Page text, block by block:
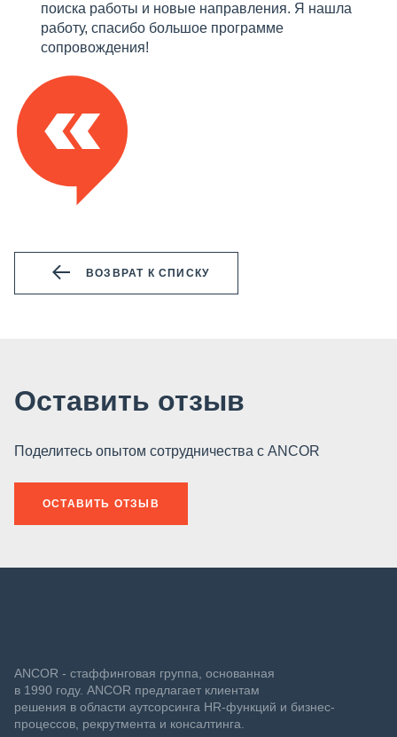
поиска работы и новые направления. Я нашла
работу, спасибо большое программе
сопровождения!
ВОЗВРАТ К СПИСКУ
Оставить отзыв
Поделитесь опытом сотрудничества с ANCOR
ОСТАВИТЬ ОТЗЫВ
ANCOR - стаффинговая группа, основанная
в 1990 году. ANCOR предлагает клиентам
решения в области аутсорсинга HR-функций и бизнес-
процессов, рекрутмента и консалтинга.